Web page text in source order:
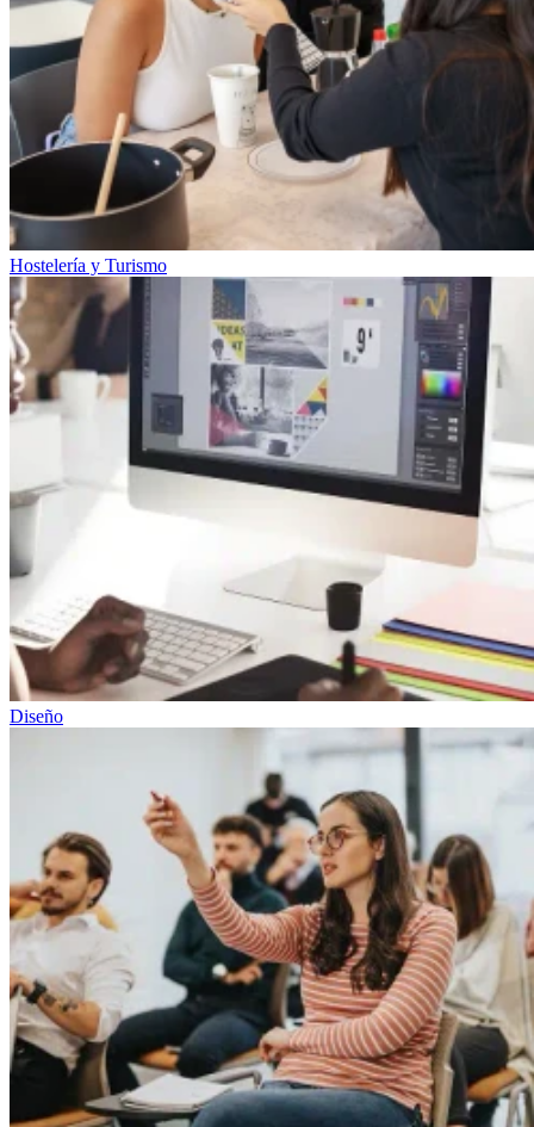
Hostelería y Turismo
Diseño